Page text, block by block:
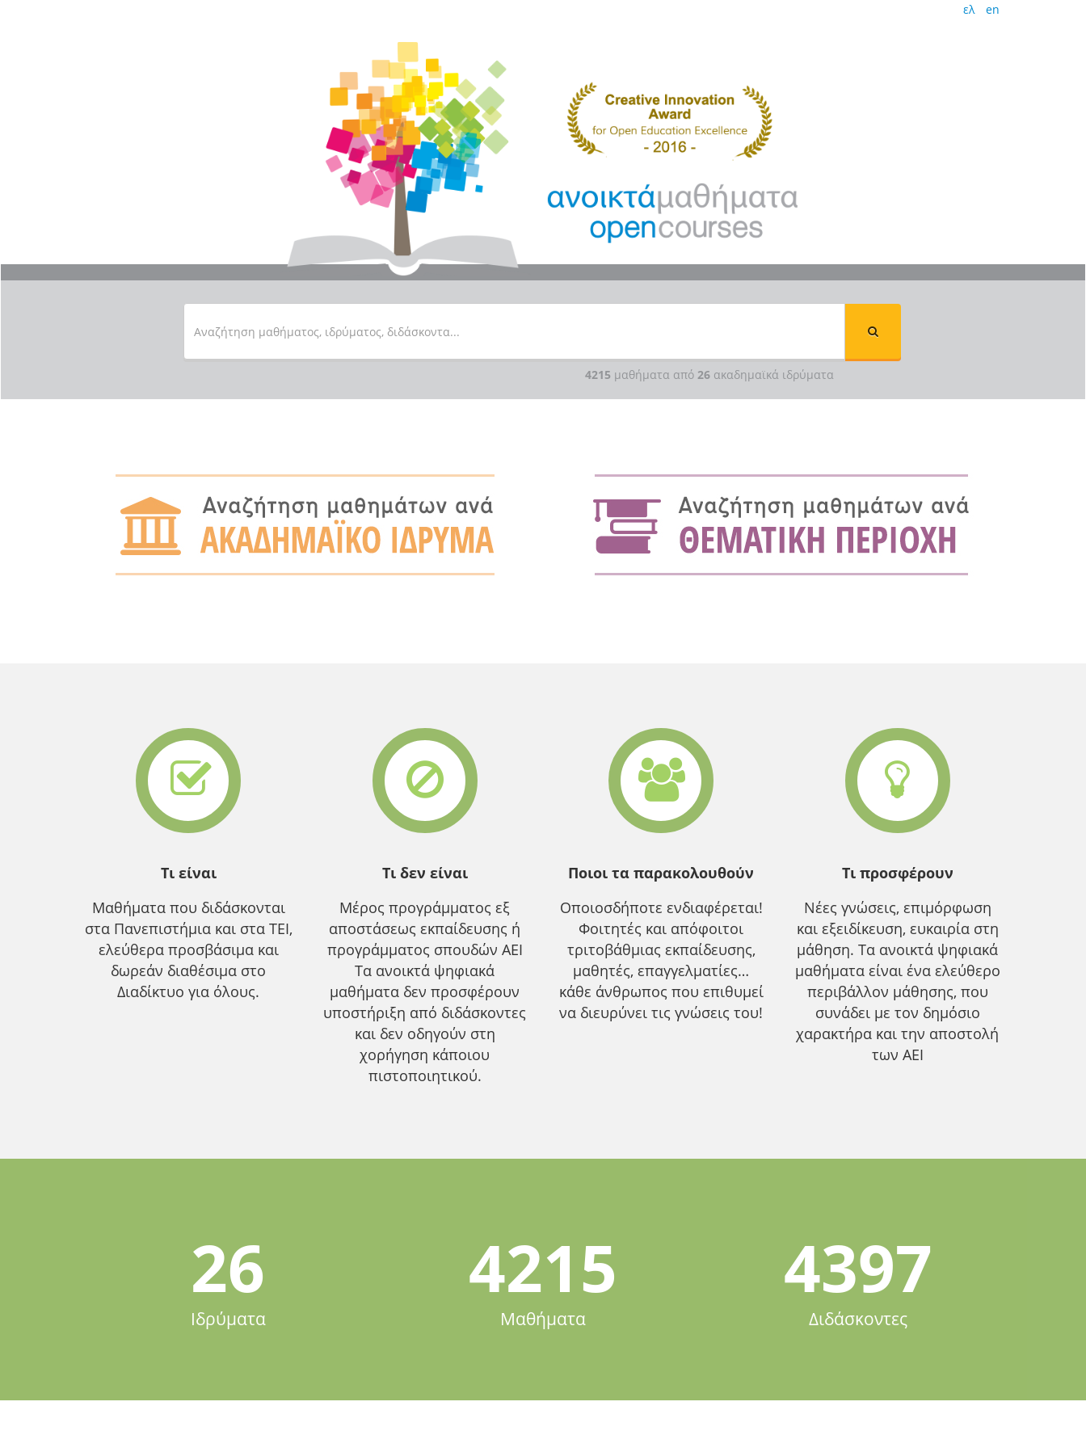
ελ en
4215 μαθήματα από 26 ακαδημαϊκά ιδρύματα
Τι είναι
Μαθήματα που διδάσκονται
στα Πανεπιστήμια και στα ΤΕΙ,
ελεύθερα προσβάσιμα και
δωρεάν διαθέσιμα στο
Διαδίκτυο για όλους.
Τι δεν είναι
Μέρος προγράμματος εξ
αποστάσεως εκπαίδευσης ή
προγράμματος σπουδών ΑΕΙ
Τα ανοικτά ψηφιακά
μαθήματα δεν προσφέρουν
υποστήριξη από διδάσκοντες
και δεν οδηγούν στη
χορήγηση κάποιου
πιστοποιητικού.
Ποιοι τα παρακολουθούν
Οποιοσδήποτε ενδιαφέρεται!
Φοιτητές και απόφοιτοι
τριτοβάθμιας εκπαίδευσης,
μαθητές, επαγγελματίες…
κάθε άνθρωπος που επιθυμεί
να διευρύνει τις γνώσεις του!
Τι προσφέρουν
Νέες γνώσεις, επιμόρφωση
και εξειδίκευση, ευκαιρία στη
μάθηση. Τα ανοικτά ψηφιακά
μαθήματα είναι ένα ελεύθερο
περιβάλλον μάθησης, που
συνάδει με τον δημόσιο
χαρακτήρα και την αποστολή
των ΑΕΙ
26
Ιδρύματα
4215
Μαθήματα
4397
Διδάσκοντες